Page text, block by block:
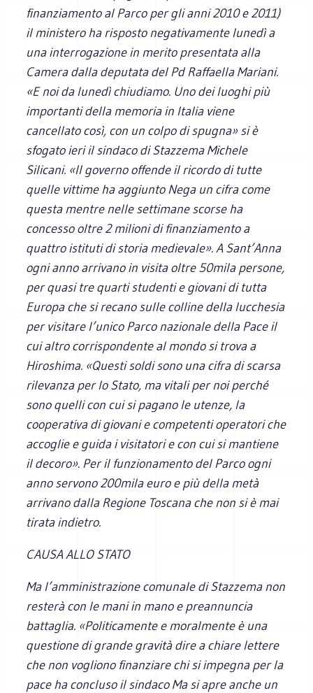
finanziamento al Parco per gli anni 2010 e 2011)
il ministero ha risposto negativamente lunedì a
una interrogazione in merito presentata alla
Camera dalla deputata del Pd Raffaella Mariani.
«E noi da lunedì chiudiamo. Uno dei luoghi più
importanti della memoria in Italia viene
cancellato così, con un colpo di spugna» si è
sfogato ieri il sindaco di Stazzema Michele
Silicani. «Il governo offende il ricordo di tutte
quelle vittime ha aggiunto Nega un cifra come
questa mentre nelle settimane scorse ha
concesso oltre 2 milioni di finanziamento a
quattro istituti di storia medievale». A Sant’Anna
ogni anno arrivano in visita oltre 50mila persone,
per quasi tre quarti studenti e giovani di tutta
Europa che si recano sulle colline della lucchesia
per visitare l’unico Parco nazionale della Pace il
cui altro corrispondente al mondo si trova a
Hiroshima. «Questi soldi sono una cifra di scarsa
rilevanza per lo Stato, ma vitali per noi perché
sono quelli con cui si pagano le utenze, la
cooperativa di giovani e competenti operatori che
accoglie e guida i visitatori e con cui si mantiene
il decoro». Per il funzionamento del Parco ogni
anno servono 200mila euro e più della metà
arrivano dalla Regione Toscana che non si è mai
tirata indietro.
CAUSA ALLO STATO
Ma l’amministrazione comunale di Stazzema non
resterà con le mani in mano e preannuncia
battaglia. «Politicamente e moralmente è una
questione di grande gravità dire a chiare lettere
che non vogliono finanziare chi si impegna per la
pace ha concluso il sindaco Ma si apre anche un